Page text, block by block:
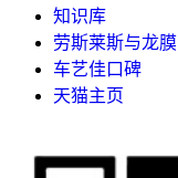
知识库
劳斯莱斯与龙膜
车艺佳口碑
天猫主页